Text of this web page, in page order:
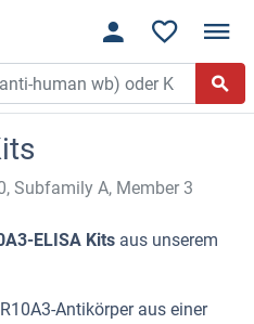
Subfamily A, Member 3
ELISA Kits aus unserem
Antikörper aus einer